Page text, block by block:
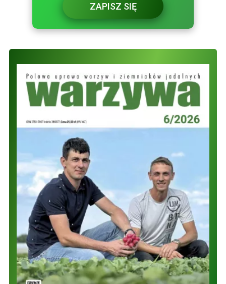
ZAPISZ SIĘ